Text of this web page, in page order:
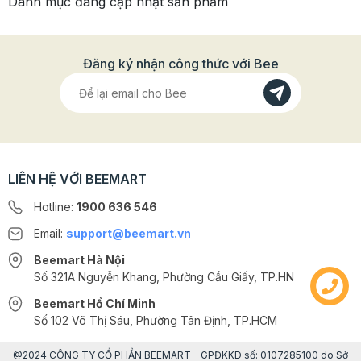
Đăng ký nhận công thức với Bee
LIÊN HỆ VỚI BEEMART
Hotline: 1900 636 546
Email: support@beemart.vn
Beemart Hà Nội
Số 321A Nguyễn Khang, Phường Cầu Giấy, TP.HN
Beemart Hồ Chí Minh
Số 102 Võ Thị Sáu, Phường Tân Định, TP.HCM
@2024 CÔNG TY CỔ PHẦN BEEMART - GPĐKKD số: 0107285100 do Sở